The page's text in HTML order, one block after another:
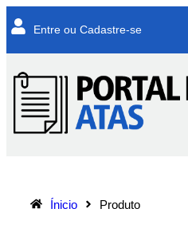
Entre ou Cadastre-se
Ínicio Produto